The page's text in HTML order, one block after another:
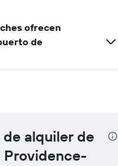
ofrecen
de
alquiler de
Providence-